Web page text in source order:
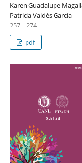
Karen Guadalupe
Patricia Valdés García
257 – 274
pdf